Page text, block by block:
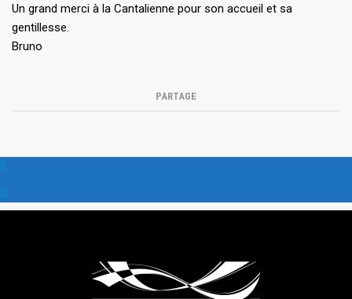
Un grand merci à la Cantalienne pour son accueil et sa
gentillesse.
Bruno
PARTAGE